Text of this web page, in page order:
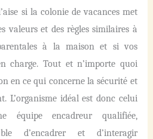
si la colonie de vacances met
valeurs et des règles similaires à
à la maison et si vos
charge. Tout et n’importe quoi
en ce qui concerne la sécurité et
L’organisme idéal est donc celui
équipe encadreur qualifiée,
d’encadrer et d’interagir